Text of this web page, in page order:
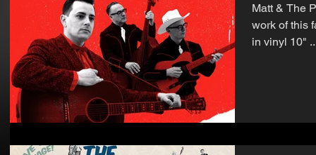
Matt & The
work of this
in vinyl 10"